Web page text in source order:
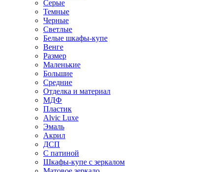
Серые
Темные
Черные
Светлые
Белые шкафы-купе
Венге
Размер
Маленькие
Большие
Средние
Отделка и материал
МДФ
Пластик
Alvic Luxe
Эмаль
Акрил
ДСП
С патиной
Шкафы-купе с зеркалом